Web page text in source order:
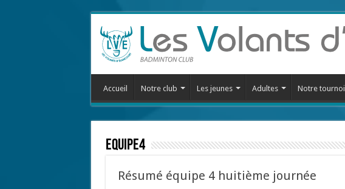
Accueil Notre club Les jeunes Adultes Notre tournoi
Equipe4
Résumé équipe 4 huitième journée